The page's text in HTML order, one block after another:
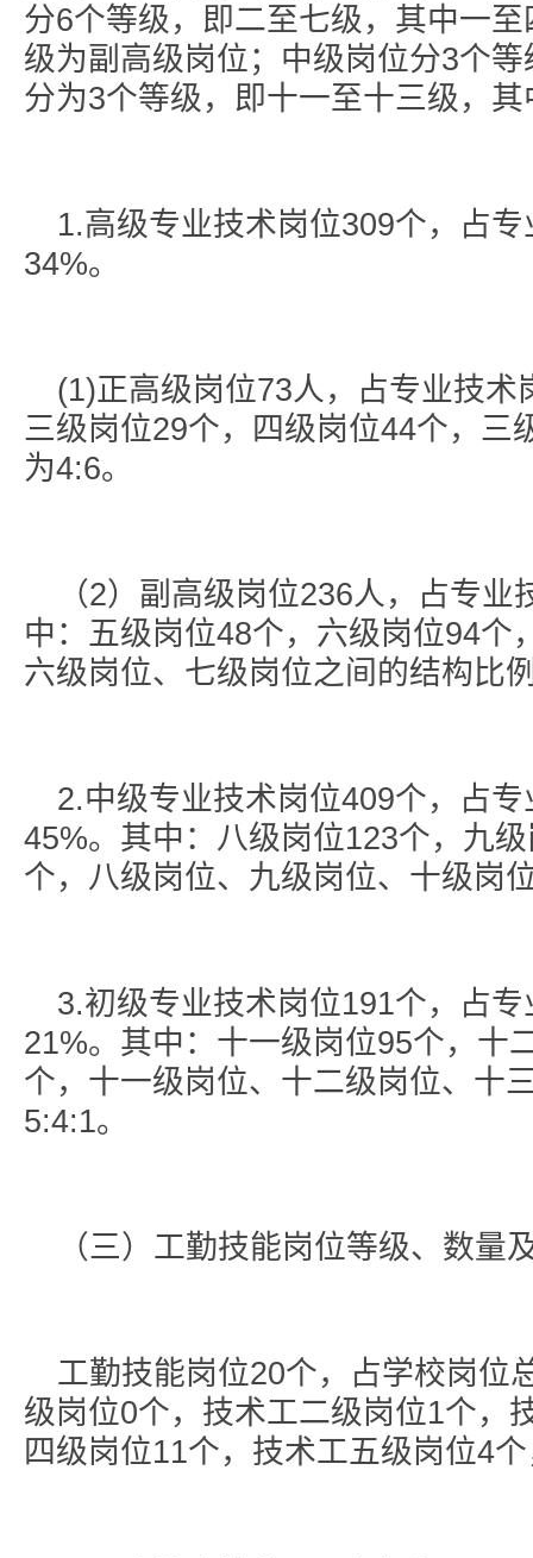
分6个等级，即二至七级，其中一
级为副高级岗位；中级岗位分3个
分为3个等级，即十一至十三级，
1.高级专业技术岗位309个，占
34%。
(1)正高级岗位73人，占专业技
三级岗位29个，四级岗位44个，三
为4:6。
（2）副高级岗位236人，占专
中：五级岗位48个，六级岗位94个
六级岗位、七级岗位之间的结构比
2.中级专业技术岗位409个，占
45%。其中：八级岗位123个，九
个，八级岗位、九级岗位、十级岗
3.初级专业技术岗位191个，占
21%。其中：十一级岗位95个，十
个，十一级岗位、十二级岗位、十
5:4:1。
（三）工勤技能岗位等级、数量
工勤技能岗位20个，占学校岗位
级岗位0个，技术工二级岗位1个，
四级岗位11个，技术工五级岗位4